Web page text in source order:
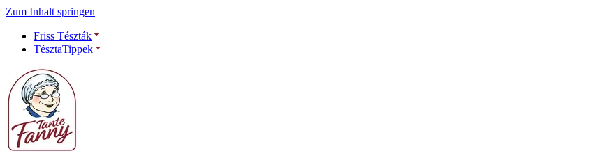
Zum Inhalt springen
Friss Tészták
TésztaTippek